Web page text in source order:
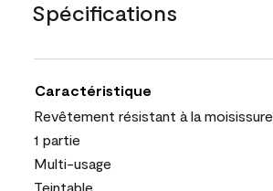
Spécifications
Caractéristique
Revêtement résistant à la moisissure
1 partie
Multi-usage
Teintable